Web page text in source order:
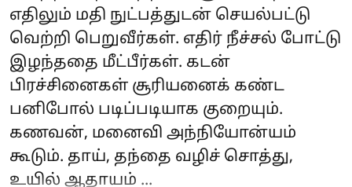
எதிலும் மதி நுட்பத்துடன் செயல்பட்டு
வெற்றி பெறுவீர்கள். எதிர் நீச்சல் போட்டு
இழந்ததை மீட்பீர்கள். கடன்
பிரச்சினைகள் சூரியனைக் கண்ட
பனிபோல் படிப்படியாக குறையும்.
கணவன், மனைவி அந்நியோன்யம்
கூடும். தாய், தந்தை வழிச் சொத்து,
உயில் ஆதாயம் ...